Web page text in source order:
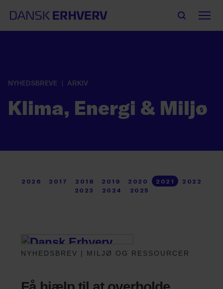
NYHEDSBREVE ARKIV
Klima, Energi & Miljø
2026 2017 2018 2019 2020 2021
2022
2023
2024 2025